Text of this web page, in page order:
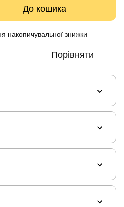
До кошика
накопичувальної знижки
Порівняти